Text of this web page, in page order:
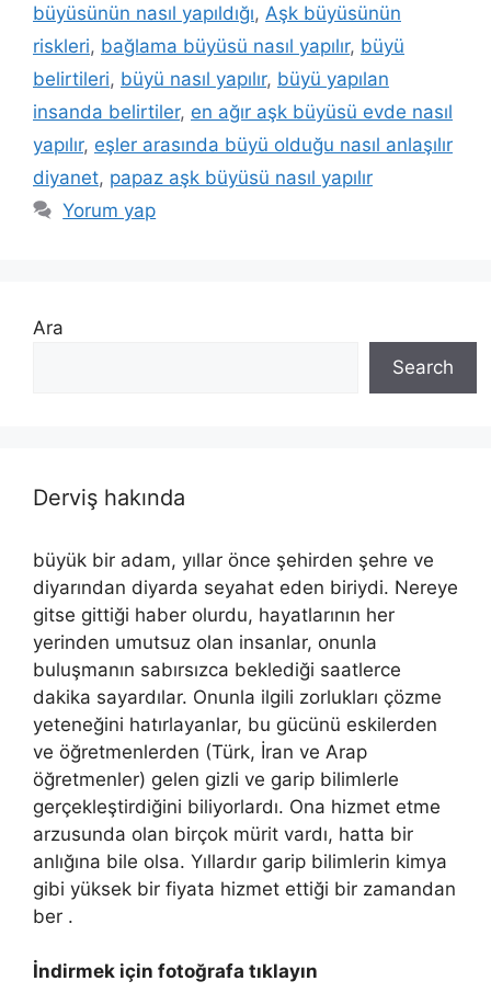
büyüsünün nasıl yapıldığı, Aşk büyüsünün
riskleri, bağlama büyüsü nasıl yapılır, büyü
belirtileri, büyü nasıl yapılır, büyü yapılan
insanda belirtiler, en ağır aşk büyüsü evde nasıl
yapılır, eşler arasında büyü olduğu nasıl anlaşılır
diyanet, papaz aşk büyüsü nasıl yapılır
Yorum yap
Ara
Search
Derviş hakında
büyük bir adam, yıllar önce şehirden şehre ve
diyarından diyarda seyahat eden biriydi. Nereye
gitse gittiği haber olurdu, hayatlarının her
yerinden umutsuz olan insanlar, onunla
buluşmanın sabırsızca beklediği saatlerce
dakika sayardılar. Onunla ilgili zorlukları çözme
yeteneğini hatırlayanlar, bu gücünü eskilerden
ve öğretmenlerden (Türk, İran ve Arap
öğretmenler) gelen gizli ve garip bilimlerle
gerçekleştirdiğini biliyorlardı. Ona hizmet etme
arzusunda olan birçok mürit vardı, hatta bir
anlığına bile olsa. Yıllardır garip bilimlerin kimya
gibi yüksek bir fiyata hizmet ettiği bir zamandan
ber .
İndirmek için fotoğrafa tıklayın